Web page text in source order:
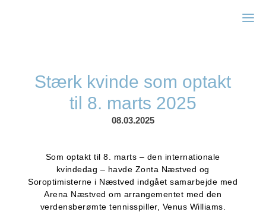
Stærk kvinde som optakt
til 8. marts 2025
08.03.2025
Som optakt til 8. marts – den internationale
kvindedag – havde Zonta Næstved og
Soroptimisterne i Næstved indgået samarbejde med
Arena Næstved om arrangementet med den
verdensberømte tennisspiller, Venus Williams.